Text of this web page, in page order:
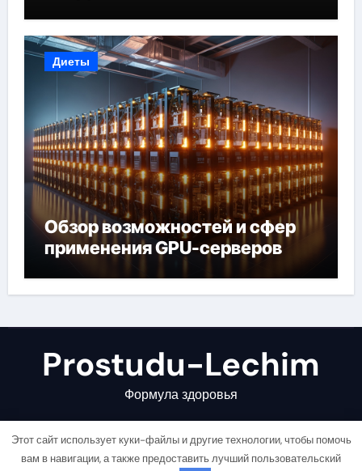
Диеты
Обзор возможностей и сфер
применения GPU-серверов
Prostudu-Lechim
Формула здоровья
Этот сайт использует куки-файлы и другие технологии, чтобы помочь
вам в навигации, а также предоставить лучший пользовательский